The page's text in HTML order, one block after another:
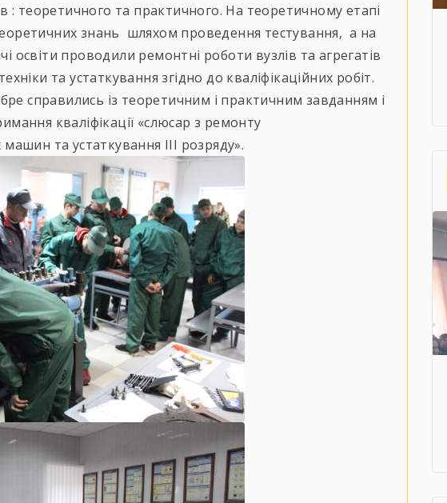
: теоретичного та практичного. На теоретичному етапі
знань шляхом проведення тестування, а на
освіти проводили ремонтні роботи вузлів та агрегатів
та устаткування згідно до кваліфікаційних робіт.
справились із теоретичним і практичним завданням і
кваліфікації «слюсар з ремонту
та устаткування ІІІ розряду».